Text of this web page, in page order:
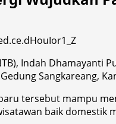
Indah
Sangkareang,
tersebut mampu
baik domestik